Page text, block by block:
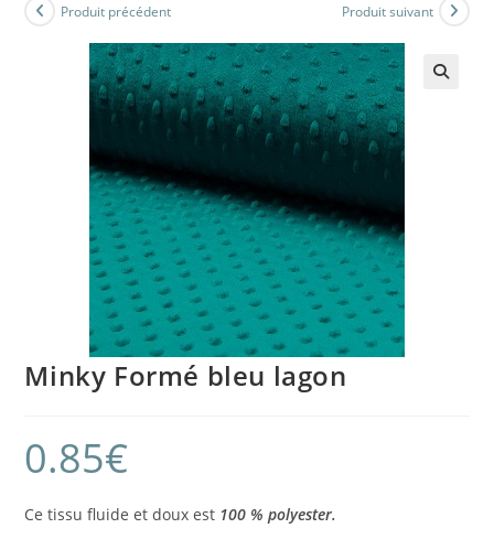
Produit précédent Produit suivant
Minky Formé bleu lagon
0.85€
Ce tissu fluide et doux est 100 % polyester.